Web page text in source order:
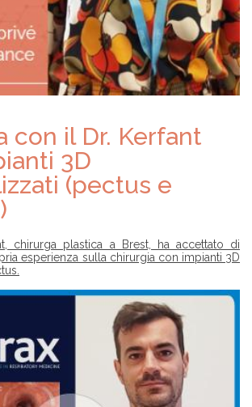
con il Dr. Kerfant
3D
(pectus e
chirurga plastica a Brest, ha accettato di
esperienza sulla chirurgia con impianti 3D